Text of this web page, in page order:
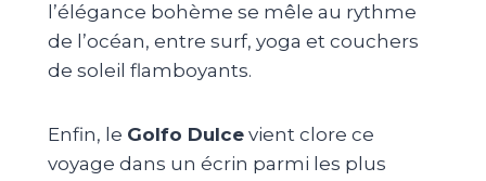
l’élégance bohème se mêle au rythme
de l’océan, entre surf, yoga et couchers
de soleil flamboyants.
Enfin, le Golfo Dulce vient clore ce
voyage dans un écrin parmi les plus